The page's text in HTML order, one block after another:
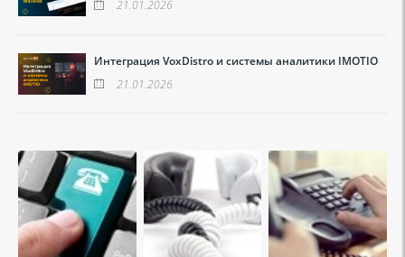
21.01.2026
Интеграция VoxDistro и системы аналитики IMOTIO
21.01.2026